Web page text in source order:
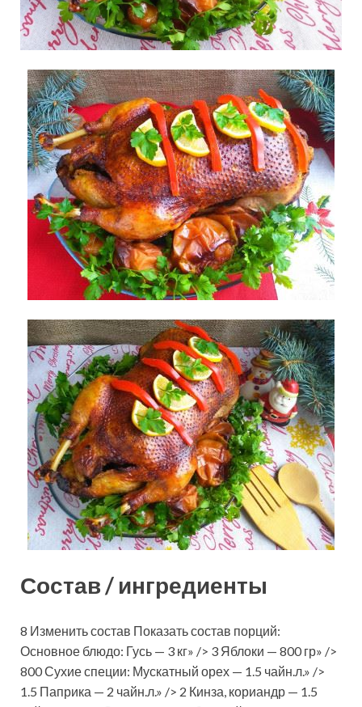
Состав / ингредиенты
8 Изменить состав Показать состав порций:
Основное блюдо: Гусь — 3 кг» /> 3 Яблоки — 800 гр» />
800 Сухие специи: Мускатный орех — 1.5 чайн.л.» />
1.5 Паприка — 2 чайн.л.» /> 2 Кинза, кориандр — 1.5